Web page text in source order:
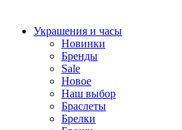
Украшения и часы
Новинки
Бренды
Sale
Новое
Наш выбор
Браслеты
Брелки